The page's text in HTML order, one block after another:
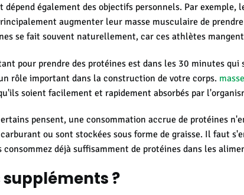
également des objectifs personnels. Par exemple,
augmenter leur masse musculaire de
se fait souvent naturellement, car ces athlètes
pour prendre des protéines est dans les 30 minutes
rôle important dans la construction de votre corps.
soient facilement et rapidement absorbés par
pensent, une consommation accrue de protéines
ou sont stockées sous forme de graisse. Il faut
déjà suffisamment de protéines dans les
suppléments ?